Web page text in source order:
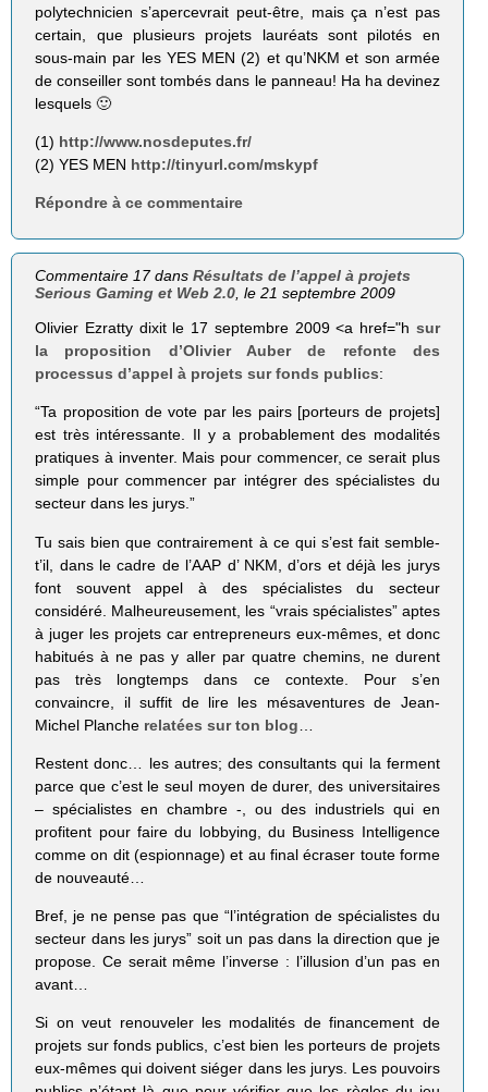
polytechnicien s’apercevrait peut-être, mais ça n’est pas
certain, que plusieurs projets lauréats sont pilotés en
sous-main par les YES MEN (2) et qu’NKM et son armée
de conseiller sont tombés dans le panneau! Ha ha devinez
lesquels 🙂
(1) http://www.nosdeputes.fr/
(2) YES MEN http://tinyurl.com/mskypf
Répondre à ce commentaire
Commentaire 17 dansRésultats de l’appel à projets
Serious Gaming et Web 2.0, le 21 septembre 2009
Olivier Ezratty dixit le 17 septembre 2009 <a href="h sur
la proposition d’Olivier Auber de refonte des
processus d’appel à projets sur fonds publics:
“Ta proposition de vote par les pairs [porteurs de projets]
est très intéressante. Il y a probablement des modalités
pratiques à inventer. Mais pour commencer, ce serait plus
simple pour commencer par intégrer des spécialistes du
secteur dans les jurys.”
Tu sais bien que contrairement à ce qui s’est fait semble-
t’il, dans le cadre de l’AAP d’ NKM, d’ors et déjà les jurys
font souvent appel à des spécialistes du secteur
considéré. Malheureusement, les “vrais spécialistes” aptes
à juger les projets car entrepreneurs eux-mêmes, et donc
habitués à ne pas y aller par quatre chemins, ne durent
pas très longtemps dans ce contexte. Pour s’en
convaincre, il suffit de lire les mésaventures de Jean-
Michel Planche relatées sur ton blog
Restent donc… les autres; des consultants qui la ferment
parce que c’est le seul moyen de durer, des universitaires
– spécialistes en chambre -, ou des industriels qui en
profitent pour faire du lobbying, du Business Intelligence
comme on dit (espionnage) et au final écraser toute forme
de nouveauté…
Bref, je ne pense pas que “l’intégration de spécialistes du
secteur dans les jurys” soit un pas dans la direction que je
propose. Ce serait même l’inverse : l’illusion d’un pas en
avant…
Si on veut renouveler les modalités de financement de
projets sur fonds publics, c’est bien les porteurs de projets
eux-mêmes qui doivent siéger dans les jurys. Les pouvoirs